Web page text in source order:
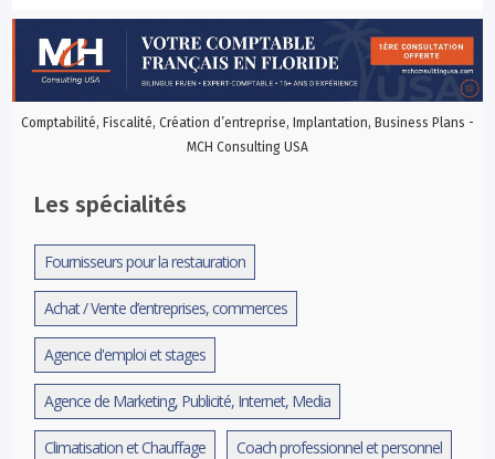
Comptabilité, Fiscalité, Création d’entreprise, Implantation, Business Plans -
MCH Consulting USA
Les spécialités
Fournisseurs pour la restauration
Achat / Vente d’entreprises, commerces
Agence d'emploi et stages
Agence de Marketing, Publicité, Internet, Media
Climatisation et Chauffage Coach professionnel et personnel